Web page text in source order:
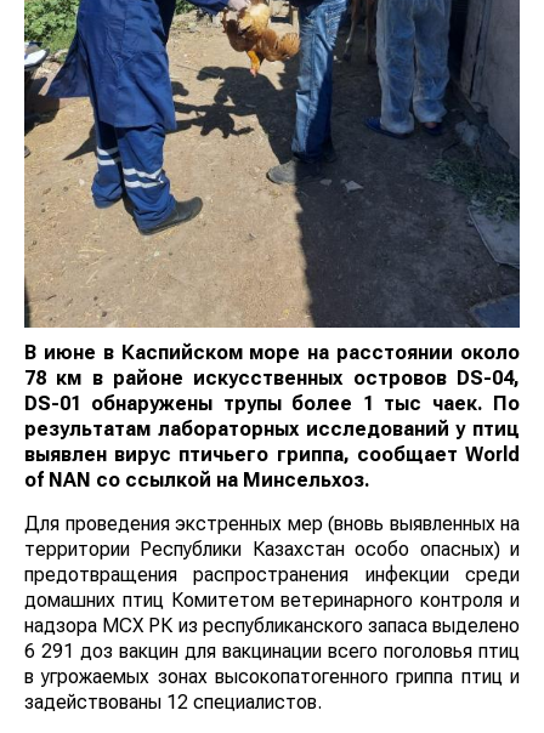
В июне в Каспийском море на расстоянии около
78 км в районе искусственных островов DS-04,
DS-01 обнаружены трупы более 1 тыс чаек. По
результатам лабораторных исследований у птиц
выявлен вирус птичьего гриппа, сообщает World
of NAN со ссылкой на Минсельхоз.
Для проведения экстренных мер (вновь выявленных на
территории Республики Казахстан особо опасных) и
предотвращения распространения инфекции среди
домашних птиц Комитетом ветеринарного контроля и
надзора МСХ РК из республиканского запаса выделено
6 291 доз вакцин для вакцинации всего поголовья птиц
в угрожаемых зонах высокопатогенного гриппа птиц и
задействованы 12 специалистов.